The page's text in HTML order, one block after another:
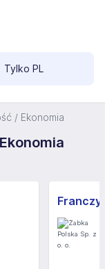
Tylko PL
/ Ekonomia